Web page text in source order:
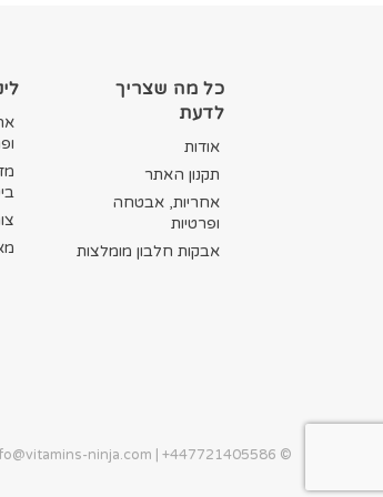
כל מה שצריך
לדעת
אודות
תקנון האתר
אחריות, אבטחה
ופרטיות
אבקות חלבון מומלצות
© Copyright 2026. All Rights Reserved. Operated by Vitamins Ninja | Stanmore HA7 1EE, UK |
ninja.com | +447721405586